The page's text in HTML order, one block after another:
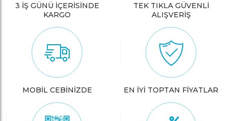
3 İŞ GÜNÜ İÇERİSİNDE
KARGO
TEK TIKLA GÜVENLİ
ALIŞVERİŞ
MOBİL CEBİNİZDE EN İYİ TOPTAN FİYATLAR